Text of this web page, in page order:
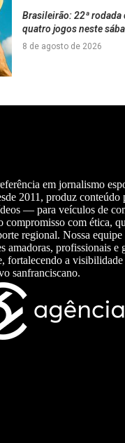
Brasileirão: 22ª rodada
quatro jogos neste
8 de agosto de 2026
em jornalismo
2011, produz
— para veículos de
compromisso com ética,
regional. Nossa equipe
amadoras, profissionais e
fortalecendo a
sanfranciscano.